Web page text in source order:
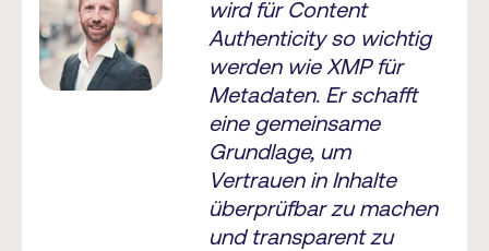
wird für Content
Authenticity so wichtig
werden wie XMP für
Metadaten. Er schafft
eine gemeinsame
Grundlage, um
Vertrauen in Inhalte
überprüfbar zu machen
und transparent zu